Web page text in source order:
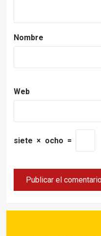
Nombre
Web
siete × ocho =